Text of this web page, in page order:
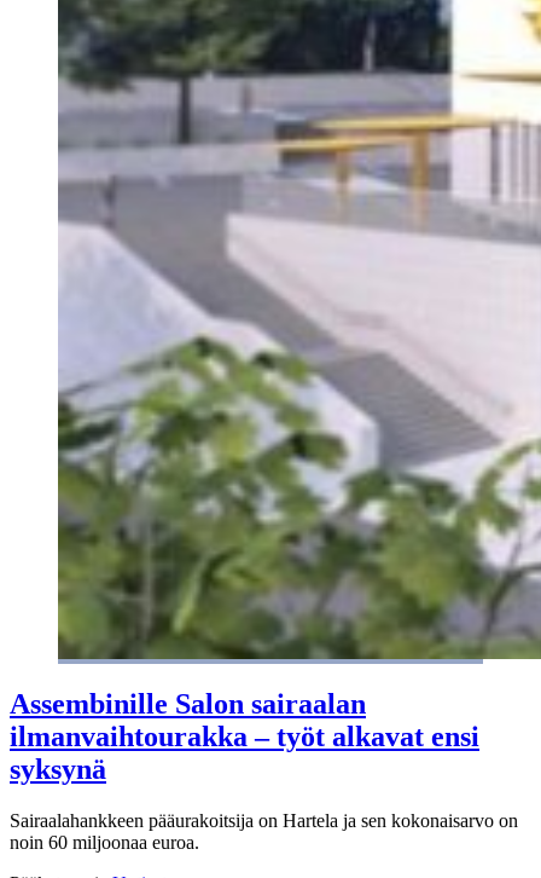
Assembinille Salon sairaalan
ilmanvaihtourakka – työt alkavat ensi
syksynä
Sairaalahankkeen pääurakoitsija on Hartela ja sen kokonaisarvo on
noin 60 miljoonaa euroa.